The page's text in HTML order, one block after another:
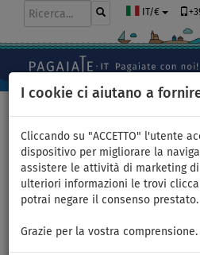
I cookie ci aiutano a
Cliccando su "ACCETTO" l'utente
dispositivo per migliorare la
assistere le attività di marketing
ulteriori informazioni le trovi
potrai negare il consenso prestato.
Grazie per la vostra comprensione.
IT/€
SUP F2 SECTOR
completo di vela
gonfiabile